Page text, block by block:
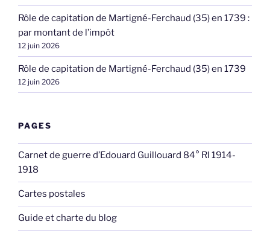
Rôle de capitation de Martigné-Ferchaud (35) en 1739 :
par montant de l’impôt
12 juin 2026
Rôle de capitation de Martigné-Ferchaud (35) en 1739
12 juin 2026
PAGES
Carnet de guerre d’Edouard Guillouard 84° RI 1914-
1918
Cartes postales
Guide et charte du blog